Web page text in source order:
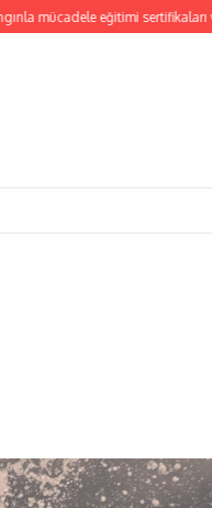
eğitimi sertifikaları verildi